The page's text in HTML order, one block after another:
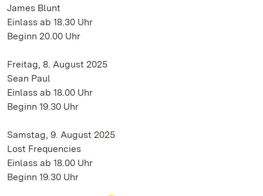
James Blunt
Einlass ab 18.30 Uhr
Beginn 20.00 Uhr
Freitag, 8. August 2025
Sean Paul
Einlass ab 18.00 Uhr
Beginn 19.30 Uhr
Samstag, 9. August 2025
Lost Frequencies
Einlass ab 18.00 Uhr
Beginn 19.30 Uhr